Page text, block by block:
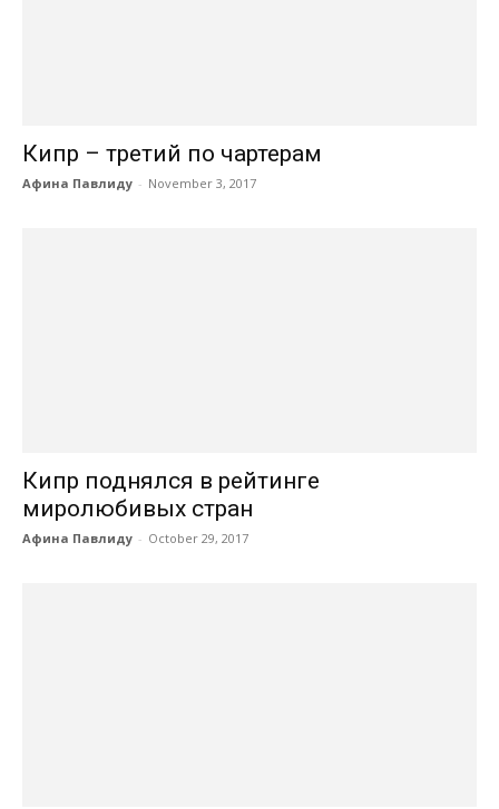
Кипр – третий по чартерам
Афина Павлиду - November 3, 2017
Кипр поднялся в рейтинге
миролюбивых стран
Афина Павлиду - October 29, 2017